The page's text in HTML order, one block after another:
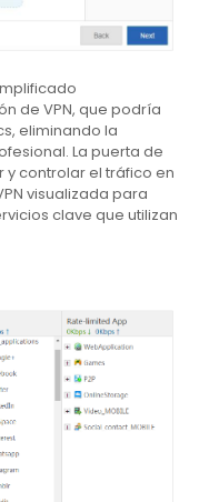
de VPN, que podría
eliminando la
La puerta de
y controlar el tráfico en
visualizada para
clave que utilizan